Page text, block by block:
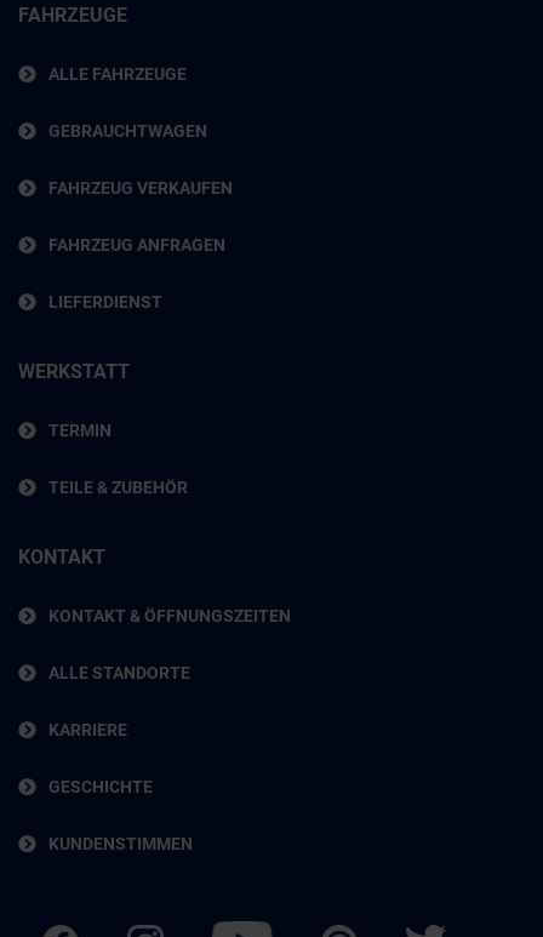
FAHRZEUGE
ALLE FAHRZEUGE
GEBRAUCHTWAGEN
FAHRZEUG VERKAUFEN
FAHRZEUG ANFRAGEN
LIEFERDIENST
WERKSTATT
TERMIN
TEILE & ZUBEHÖR
KONTAKT
KONTAKT & ÖFFNUNGSZEITEN
ALLE STANDORTE
KARRIERE
GESCHICHTE
KUNDENSTIMMEN